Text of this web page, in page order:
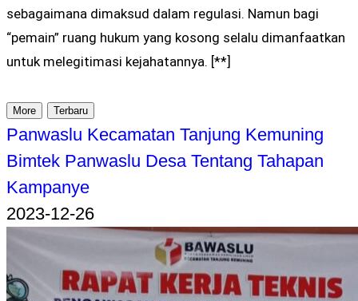
sebagaimana dimaksud dalam regulasi. Namun bagi
“pemain” ruang hukum yang kosong selalu dimanfaatkan
untuk melegitimasi kejahatannya. [**]
More Terbaru
Panwaslu Kecamatan Tanjung Kemuning
Bimtek Panwaslu Desa Tentang Tahapan
Kampanye
2023-12-26